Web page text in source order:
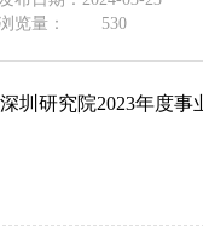
览量：
530
圳研究院2023年度事